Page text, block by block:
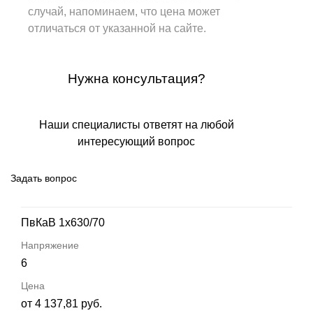
случай, напоминаем, что цена может
отличаться от указанной на сайте.
Нужна консультация?
Наши специалисты ответят на любой
интересующий вопрос
Задать вопрос
ПвКаВ 1х630/70
6
от 4 137,81 руб.